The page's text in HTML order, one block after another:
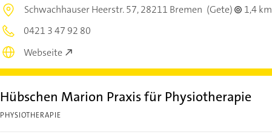
Schwachhauser Heerstr. 57,28211 Bremen (Gete)
1,4 km
0421 3 47 92 80
Webseite
Hübschen Marion Praxis für Physiotherapie
PHYSIOTHERAPIE